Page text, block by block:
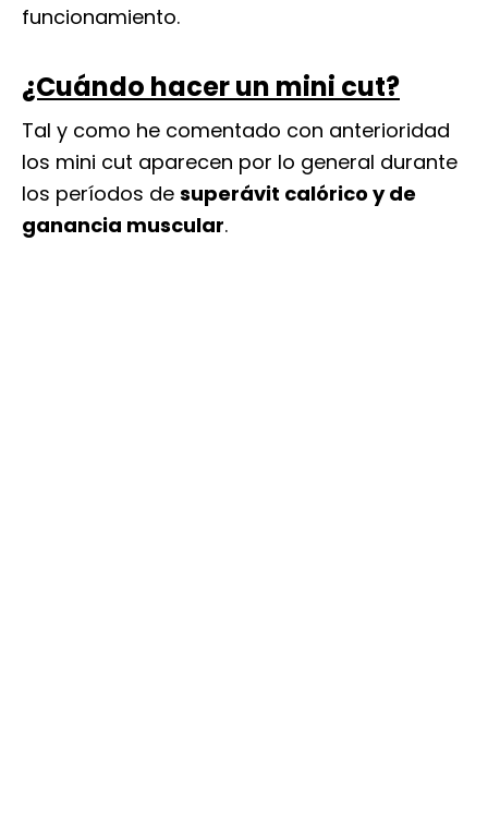
funcionamiento.
¿Cuándo hacer un mini cut?
Tal y como he comentado con anterioridad
los mini cut aparecen por lo general durante
los períodos de superávit calórico y de
ganancia muscular.